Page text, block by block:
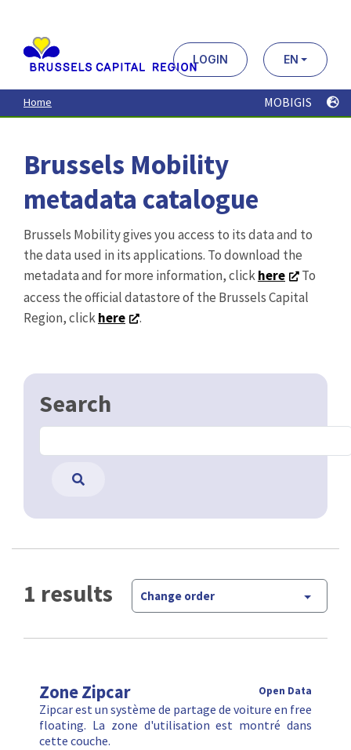
contenu
principal
LOGIN EN
Home MOBIGIS
Brussels Mobility
metadata catalogue
Brussels Mobility gives you access to its data and to
the data used in its applications. To download the
metadata and for more information, clickhere
To
access the official datastore of the Brussels Capital
Region, clickhere .
Search
1 results Change order
Zone Zipcar Open Data
Zipcar est un système de partage de voiture en free
floating. La zone d'utilisation est montré dans
cette couche.